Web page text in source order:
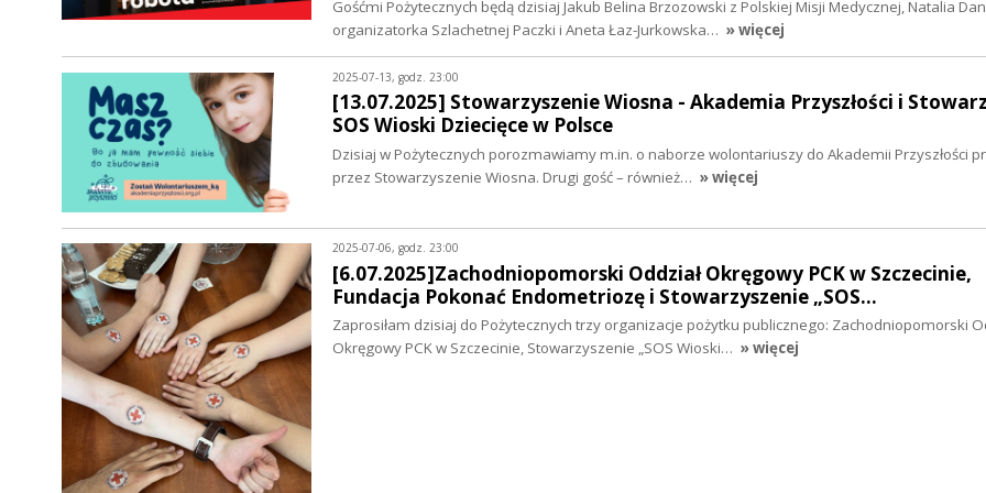
Gośćmi Pożytecznych będą dzisiaj Jakub Belina Brzozowski z Polskiej Misji Medycznej, Natalia
organizatorka Szlachetnej Paczki i Aneta Łaz-Jurkowska… » więcej
2025-07-13, godz. 23:00
[13.07.2025] Stowarzyszenie Wiosna - Akademia Przyszłości i
SOS Wioski Dziecięce w Polsce
Dzisiaj w Pożytecznych porozmawiamy m.in. o naborze wolontariuszy do Akademii Przyszłości
przez Stowarzyszenie Wiosna. Drugi gość – również… » więcej
2025-07-06, godz. 23:00
[6.07.2025]Zachodniopomorski Oddział Okręgowy PCK w Szczecinie,
Fundacja Pokonać Endometriozę i Stowarzyszenie „SOS…
Zaprosiłam dzisiaj do Pożytecznych trzy organizacje pożytku publicznego: Zachodniopomorski
Okręgowy PCK w Szczecinie, Stowarzyszenie „SOS Wioski… » więcej